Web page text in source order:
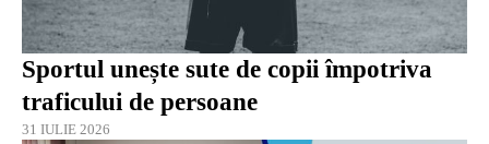
Sportul unește sute de copii împotriva
traficului de persoane
31 IULIE 2026